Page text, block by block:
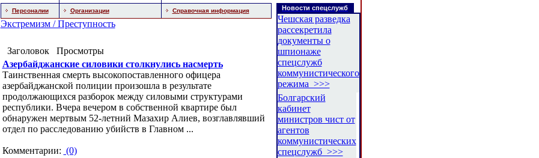
Персоналии Организации Справочная информация
Экстремизм / Преступность
Заголовок
Просмотры
Азербайджанские силовики столкнулись насмерть
Таинственная смерть высокопоставленного офицера
азербайджанской полиции произошла в результате
продолжающихся разборок между силовыми структурами
республики. Вчера вечером в собственной квартире был
обнаружен мертвым 52-летний Мазахир Алиев, возглавлявший
отдел по расследованию убийств в Главном ...
Комментарии: (0)
Новости спецслужб
Чешская разведка
рассекретила
документы о
шпионаже
спецслужб
коммунистического
режима >>>
Болгарский
кабинет
министров чист от
агентов
коммунистических
спецслужб >>>